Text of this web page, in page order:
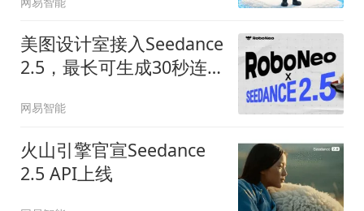
美图设计室接入Seedance
2.5，最长可生成30秒连
网易智能
火山引擎官宣Seedance
2.5 API上线